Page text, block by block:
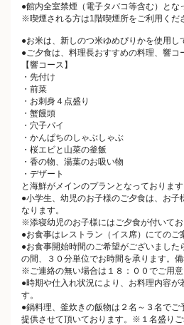
●館内全室禁煙（電子タバコ等含む）とな
※喫煙される方は1階喫煙所をご利用くだ
●お米は、新しのつ米ゆめぴりかを使用し
●ご夕食は、料理長おすすめの料理、響コ
【響コース】
・先付け
・前菜
・お刺身４点盛り
・蟹饅頭
・穴子パイ
・かんぱちのしゃぶしゃぶ
・桜エビと山菜の釜飯
・香の物、湯葉のお吸い物
・デザート
と海鮮がメインのプランとなっております
●小学生、幼児のお子様のご夕食は、お子
なります。
※添寝幼児のお子様にはご夕食が付いてお
●お食事はレストラン（イス席）にてのご
●お食事開始時間のご希望がございました
の間、３０分単位でお時間を承ります。備
※ご連絡の無い場合は１８：００でご用意
●時期や仕入れ状況により、お料理内容が
す。
●鍋料理、釜炊きの飯物は２名～３名で
提供させて頂いております。※１名盛り